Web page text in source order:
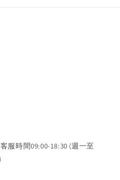
服時間09:00-18:30 (週一至